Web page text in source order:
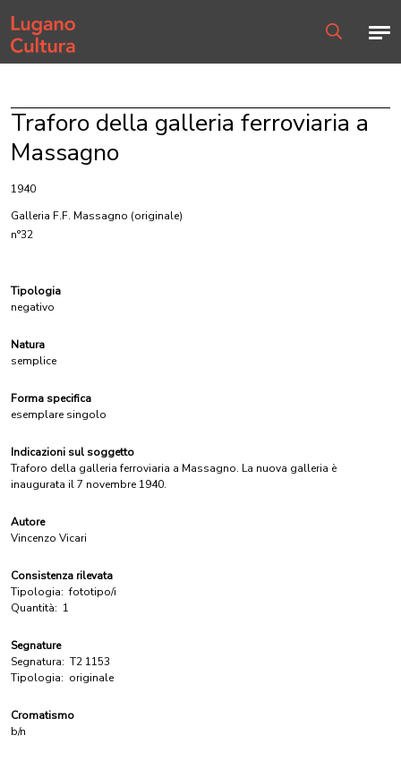
Home page
Traforo della galleria ferroviaria a
Massagno
1940
Galleria F.F. Massagno (originale)
n°32
Tipologia
negativo
Natura
semplice
Forma specifica
esemplare singolo
Indicazioni sul soggetto
Traforo della galleria ferroviaria a Massagno. La nuova galleria è
inaugurata il 7 novembre 1940.
Autore
Vincenzo Vicari
Consistenza rilevata
Tipologia: fototipo/i
Quantità: 1
Segnature
Segnatura: T2 1153
Tipologia: originale
Cromatismo
b/n